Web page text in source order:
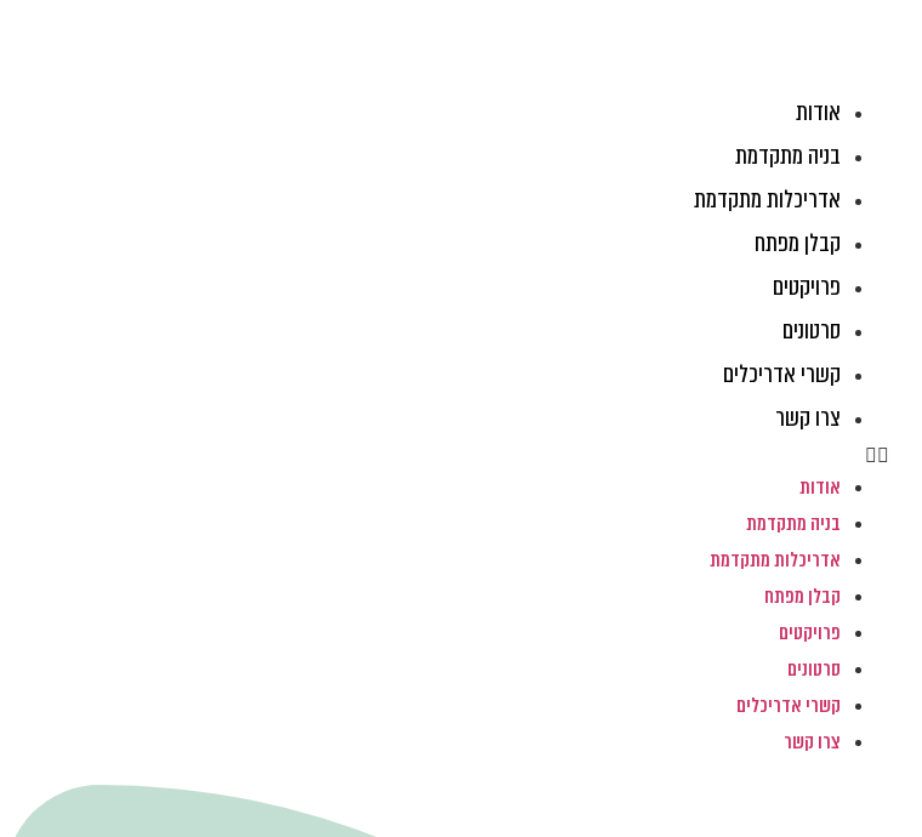
אודות
בניה מתקדמת
אדריכלות מתקדמת
קבלן מפתח
פרויקטים
סרטונים
קשרי אדריכלים
צרו קשר
אודות
בניה מתקדמת
אדריכלות מתקדמת
קבלן מפתח
פרויקטים
סרטונים
קשרי אדריכלים
צרו קשר